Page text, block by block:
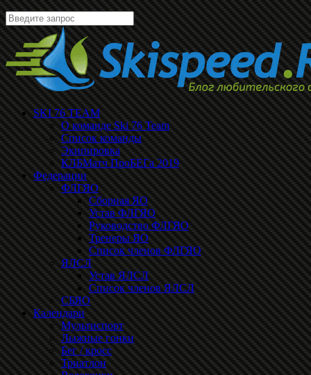
SKI 76 TEAM
О команде Ski 76 Team
Список команды
Экипировка
КЛБМатч ПроБЕГа 2019
Федерации
ФЛГЯО
Сборная ЯО
Устав ФЛГЯО
Руководство ФЛГЯО
Тренеры ЯО
Список членов ФЛГЯО
ЯЛСЛ
Устав ЯЛСЛ
Список членов ЯЛСЛ
СБЯО
Календари
Мультиспорт
Лыжные гонки
Бег / кросс
Триатлон